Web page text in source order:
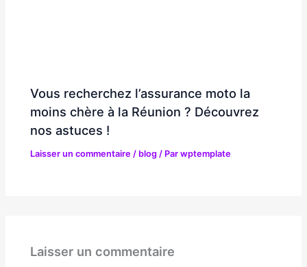
Vous recherchez l’assurance moto la
moins chère à la Réunion ? Découvrez
nos astuces !
Laisser un commentaire / blog / Parwptemplate
Laisser un commentaire